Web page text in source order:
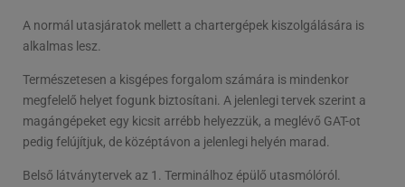
A normál utasjáratok mellett a chartergépek kiszolgálására is
alkalmas lesz.
Természetesen a kisgépes forgalom számára is mindenkor
megfelelő helyet fogunk biztosítani. A jelenlegi tervek szerint a
magángépeket egy kicsit arrébb helyezzük, a meglévő GAT-ot
pedig felújítjuk, de középtávon a jelenlegi helyén marad.
Belső látványtervek az 1. Terminálhoz épülő utasmólóról.